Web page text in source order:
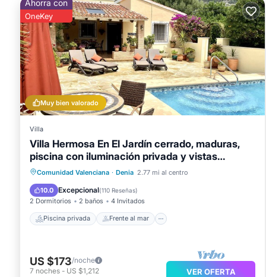
Muy bien valorado
Ahorra con
OneKey
Villa
Villa Hermosa En El Jardín cerrado, maduras,
piscina con iluminación privada y vistas
maravillosas
Comunidad Valenciana · Denia 2.77 mi al centro
10.0 Excepcional(110 Reseñas)
2 Dormitorios 2 baños 4 Invitados
Piscina privada Frente al mar
Piscina privada
Frente al mar
Aparcamiento
Piscina
US $173/noche
7 noches - US $1,212 VER OFERTA